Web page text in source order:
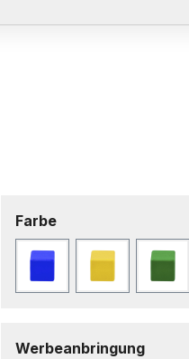
Farbeauswählen
Blau Gelb Grün
Werbeanbringung